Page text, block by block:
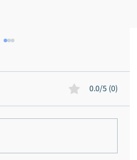
0.0/5 (0)